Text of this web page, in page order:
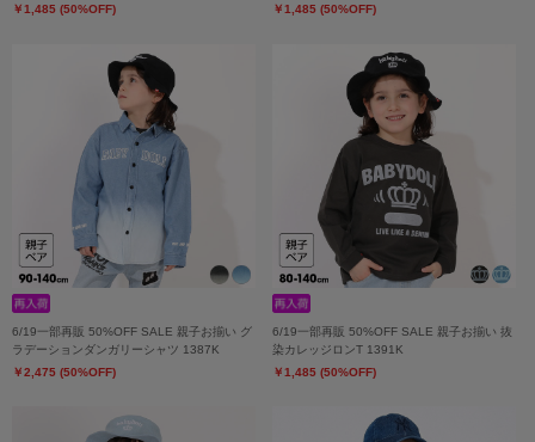
￥1,485 (50%OFF) ￥1,485 (50%OFF)
6/19一部再販 50%OFF SALE 親子お揃い グ
ラデーションダンガリーシャツ 1387K
￥2,475 (50%OFF)
6/19一部再販 50%OFF SALE 親子お揃い 抜
染カレッジロンT 1391K
￥1,485 (50%OFF)